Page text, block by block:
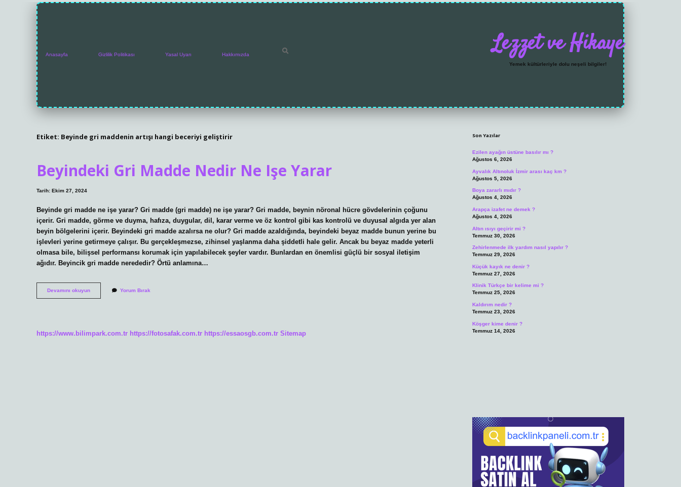
Anasayfa Gizlilik Politikası Yasal Uyarı Hakkımızda Lezzet ve Hikaye
Yemek kültürleriyle dolu neşeli bilgiler!
Etiket: Beyinde gri maddenin artışı hangi beceriyi geliştirir
Beyindeki Gri Madde Nedir Ne Işe Yarar
Tarih: Ekim 27, 2024
Beyinde gri madde ne işe yarar? Gri madde (gri madde) ne işe yarar? Gri madde, beynin nöronal hücre gövdelerinin çoğunu
içerir. Gri madde, görme ve duyma, hafıza, duygular, dil, karar verme ve öz kontrol gibi kas kontrolü ve duyusal algıda yer alan
beyin bölgelerini içerir. Beyindeki gri madde azalırsa ne olur? Gri madde azaldığında, beyindeki beyaz madde bunun yerine bu
işlevleri yerine getirmeye çalışır. Bu gerçekleşmezse, zihinsel yaşlanma daha şiddetli hale gelir. Ancak bu beyaz madde yeterli
olmasa bile, bilişsel performansı korumak için yapılabilecek şeyler vardır. Bunlardan en önemlisi güçlü bir sosyal iletişim
ağıdır. Beyincik gri madde nerededir? Örtü anlamına…
Devamını okuyunBeyindeki
Gri
Yarar
Yorum Bırak
https://www.bilimpark.com.tr https://fotosafak.com.tr https://essaosgb.com.tr Sitemap
Sidebar
Son Yazılar
Ezilen ayağın üstüne basılır mı ?
Ağustos 6, 2026
Ayvalık Altınoluk İzmir arası kaç km ?
Ağustos 5, 2026
Boya zararlı mıdır ?
Ağustos 4, 2026
Arapça izafet ne demek ?
Ağustos 4, 2026
Altın ısıyı geçirir mi ?
Temmuz 30, 2026
Zehirlenmede ilk yardım nasıl yapılır ?
Temmuz 29, 2026
Küçük kayık ne denir ?
Temmuz 27, 2026
Klinik Türkçe bir kelime mi ?
Temmuz 25, 2026
Kaldırım nedir ?
Temmuz 23, 2026
Köşger kime denir ?
Temmuz 14, 2026